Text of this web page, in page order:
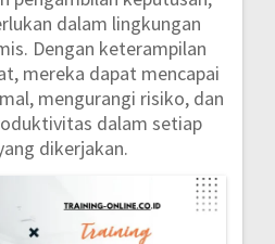
dalam lingkungan
Dengan keterampilan
mereka dapat mencapai
mengurangi risiko, dan
dalam setiap
dikerjakan.